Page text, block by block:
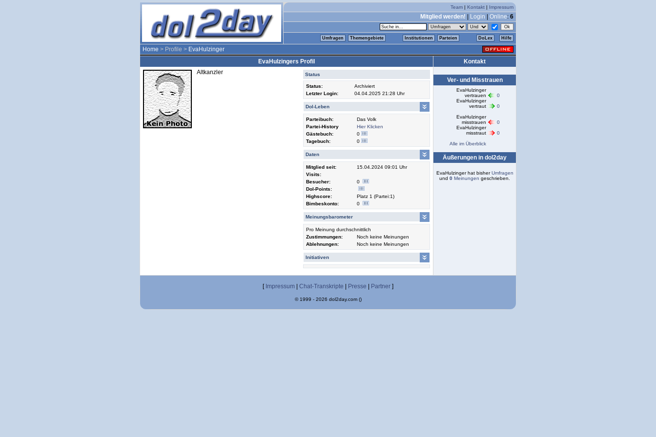
Team | Kontakt | Impressum
Mitglied werden! Login Online: 6
Umfragen Themengebiete Institutionen Parteien DoLex Hilfe
Home > Profile > EvaHulzinger
EvaHulzingers Profil
Status
Status:
Archiviert
Letzter Login:
04.04.2025 21:28 Uhr
Dol-Leben
Parteibuch:
Das Volk
Partei-History
Hier Klicken
Gästebuch:
0
Tagebuch:
0
Daten
Mitglied seit:
15.04.2024 09:01 Uhr
Visits:
Besucher:
0
Dol-Points:
Highscore:
Platz 1 (Partei:1)
Bimbeskonto:
0
Meinungsbarometer
Pro Meinung durchschnittlich
Zustimmungen:
Noch keine Meinungen
Ablehnungen:
Noch keine Meinungen
Initiativen
Altkanzler
Kontakt
Ver- und Misstrauen
EvaHulzinger
vertrauen
0
EvaHulzinger
vertraut
0
EvaHulzinger
misstrauen
0
EvaHulzinger
misstraut
0
Alle im Überblick
Äußerungen in dol2day
EvaHulzinger hat bisherUmfragen
und 0 Meinungen geschrieben.
[ Impressum Chat-Transkripte Presse Partner ]
© 1999 - 2026 dol2day.com ()